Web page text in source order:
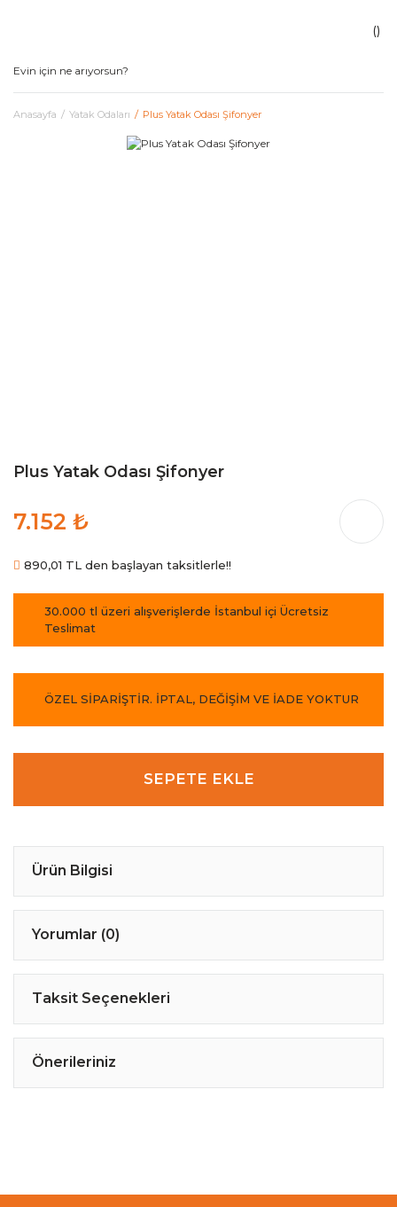
Anasayfa Yatak Odaları Plus Yatak Odası Şifonyer
Plus Yatak Odası Şifonyer
7.152 ₺
890,01 TL den başlayan taksitlerle!!
30.000 tl üzeri alışverişlerde İstanbul içi Ücretsiz
Teslimat
ÖZEL SİPARİŞTİR. İPTAL, DEĞİŞİM VE İADE YOKTUR
SEPETE EKLE
Ürün Bilgisi
Yorumlar (0)
Taksit Seçenekleri
Önerileriniz